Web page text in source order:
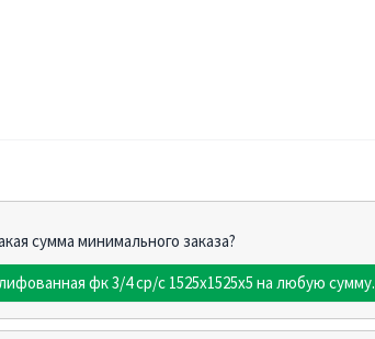
сумма минимального заказа?
фк 3/4 ср/с 1525х1525х5 на любую сумму.